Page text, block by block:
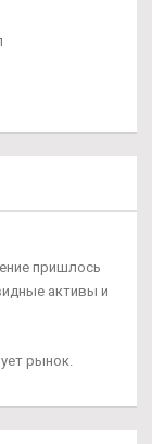
пришлось
активы и
рынок.